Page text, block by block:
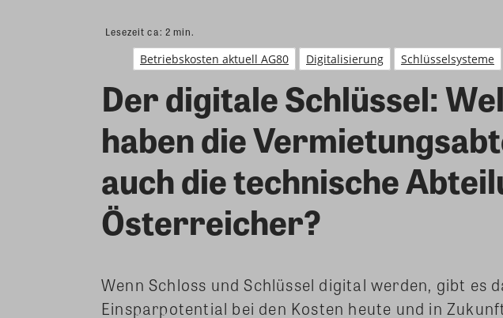
Lesezeit ca: 2 min.
Betriebskosten aktuell AG80 Digitalisierung Schlüsselsysteme
Der digitale Schlüssel:
haben die
auch die technische
Österreicher?
Wenn Schloss und Schlüssel digital werden, gibt es
Einsparpotential bei den Kosten heute und in